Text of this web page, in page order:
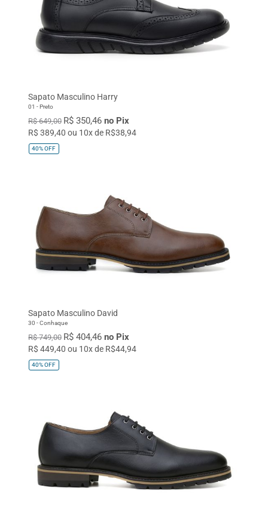
Sapato Masculino Harry
01 - Preto
R$ 649,00 R$ 350,46 no Pix
R$ 389,40 ou 10x de R$38,94
40%OFF
Sapato Masculino David
30 - Conhaque
R$ 749,00 R$ 404,46 no Pix
R$ 449,40 ou 10x de R$44,94
40%OFF